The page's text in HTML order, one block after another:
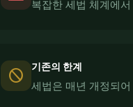
복잡한 세법 체계에
block 기존의 한계
세법은 매년 개정되